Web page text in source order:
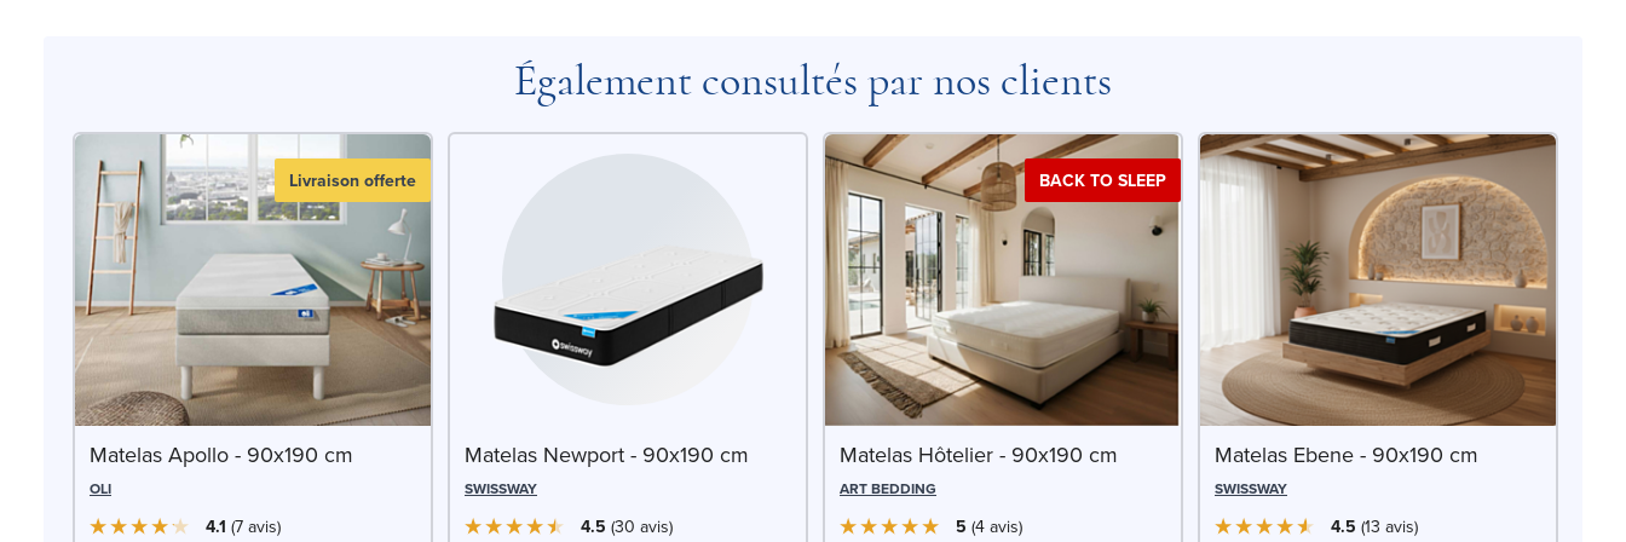
Également consultés par nos clients
Livraison offerte
Matelas Apollo - 90x190 cm
OLI
4.1 7 avis
Matelas Newport - 90x190 cm
SWISSWAY
4.5 30 avis
BACK TO SLEEP
Matelas Hôtelier - 90x190 cm
ART BEDDING
5 4 avis
Matelas Ebene - 90x190 cm
SWISSWAY
4.5 13 avis